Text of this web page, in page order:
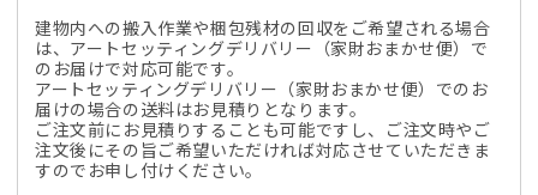
建物内への搬入作業や梱包残材の回収をご希望される場合
は、アートセッティングデリバリー（家財おまかせ便）で
のお届けで対応可能です。
アートセッティングデリバリー（家財おまかせ便）でのお
届けの場合の送料はお見積りとなります。
ご注文前にお見積りすることも可能ですし、ご注文時やご
注文後にその旨ご希望いただければ対応させていただきま
すのでお申し付けください。